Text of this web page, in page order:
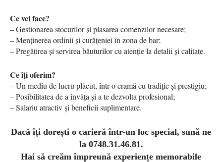
Ce vei face?
– Gestionarea stocurilor și plasarea comenzilor necesare;
– Menținerea ordinii și curățeniei în zona de bar;
– Pregătirea și servirea băuturilor cu atenție la detalii și calitate.
Ce îți oferim?
– Un mediu de lucru plăcut, într-o cramă cu tradiție și prestigiu;
– Posibilitatea de a învăța și a te dezvolta profesional;
– Salariu atractiv și beneficii suplimentare.
Dacă îți dorești o carieră într-un loc special, sună ne
la 0748.31.46.81.
Hai să creăm împreună experiențe memorabile